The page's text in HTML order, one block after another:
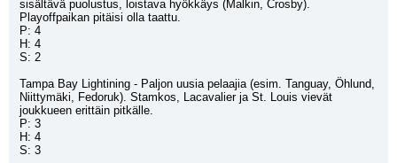
sisältävä puolustus, loistava hyökkäys (Malkin, Crosby).
Playoffpaikan pitäisi olla taattu.
P: 4
H: 4
S: 2
Tampa Bay Lightining - Paljon uusia pelaajia (esim. Tanguay, Öhlund,
Niittymäki, Fedoruk). Stamkos, Lacavalier ja St. Louis vievät
joukkueen erittäin pitkälle.
P: 3
H: 4
S: 3